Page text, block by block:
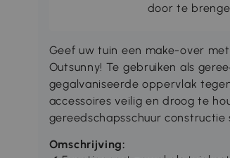
door te
Geef uw tuin een make-over
Outsunny! Te gebruiken als
gegalvaniseerde oppervlak
accessoires veilig en droog te
gereedschapsschuur
Omschrijving: